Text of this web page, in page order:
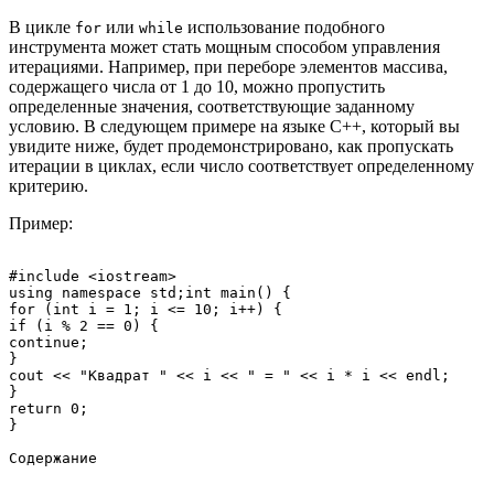
В цикле for или while использование подобного
инструмента может стать мощным способом управления
итерациями. Например, при переборе элементов массива,
содержащего числа от 1 до 10, можно пропустить
определенные значения, соответствующие заданному
условию. В следующем примере на языке C++, который вы
увидите ниже, будет продемонстрировано, как пропускать
итерации в циклах, если число соответствует определенному
критерию.
Пример:
#include <iostream>
using namespace std;int main() {
for (int i = 1; i <= 10; i++) {
if (i % 2 == 0) {
continue;
}
cout << "Квадрат " << i << " = " << i * i << endl;
}
return 0;
Содержание